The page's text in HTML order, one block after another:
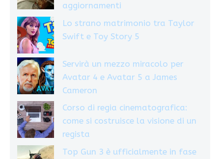
aggiornamenti
Lo strano matrimonio tra Taylor
Swift e Toy Story 5
Servirà un mezzo miracolo per
Avatar 4 e Avatar 5 a James
Cameron
Corso di regia cinematografica:
come si costruisce la visione di un
regista
Top Gun 3 è ufficialmente in fase